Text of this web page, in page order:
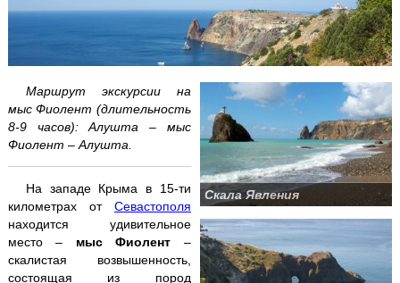
Аквапарк "Банановая республика"
Аквапарк в Симеизе
"Акватория" - театр морских животных
Балаклава "Затерянный мир"
Бахчисарай + Чуфут-Кале
Большой каньон Крыма
Волшебный ЮБК +теплоход
Скала Явления
Маршрут экскурсии на
мыс Фиолент (длительность
8-9 часов): Алушта – мыс
Фиолент – Алушта.
На западе Крыма в 15-ти
километрах от Севастополя
находится удивительное
место – мыс Фиолент –
скалистая возвышенность,
состоящая из пород